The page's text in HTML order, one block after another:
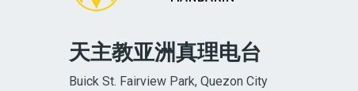
天主教亚洲真理电台
Buick St. Fairview Park, Quezon City